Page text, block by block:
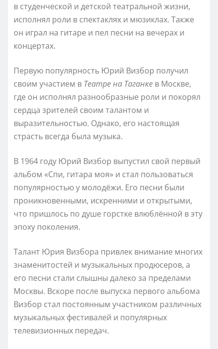
в студенческой и детской театральной жизни,
исполнял роли в спектаклях и мюзиклах. Также
он играл на гитаре и пел песни на вечерах и
концертах.
Первую популярность Юрий Визбор получил
своим участием в Театре на Таганке в Москве,
где он исполнял разнообразные роли и покорял
сердца зрителей своим талантом и
выразительностью. Однако, его настоящая
страсть всегда была музыка.
В 1964 году Юрий Визбор выпустил свой первый
альбом «Спи, гитара моя» и стал пользоваться
популярностью у молодёжи. Его песни были
проникновенными, искренними и открытыми,
что пришлось по душе горстке влюблённой в эту
эпоху поколения.
Талант Юрия Визбора привлек внимание многих
знаменитостей и музыкальных продюсеров, а
его песни стали слышны далеко за пределами
Москвы. Вскоре после выпуска первого альбома
Визбор стал постоянным участником различных
музыкальных фестивалей и популярных
телевизионных передач.